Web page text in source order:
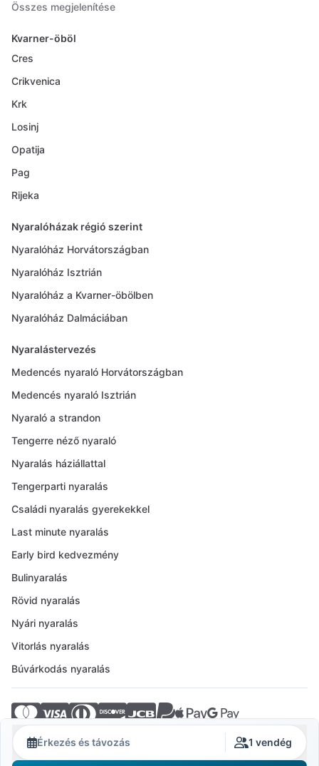
Érkezés és távozás 1 vendég
Összes megjelenítése
Kvarner-öböl
Cres
Crikvenica
Krk
Losinj
Opatija
Pag
Rijeka
Nyaralóházak régió szerint
Nyaralóház Horvátországban
Nyaralóház Isztrián
Nyaralóház a Kvarner-öbölben
Nyaralóház Dalmáciában
Nyaralástervezés
Medencés nyaraló Horvátországban
Medencés nyaraló Isztrián
Nyaraló a strandon
Tengerre néző nyaraló
Nyaralás háziállattal
Tengerparti nyaralás
Családi nyaralás gyerekekkel
Last minute nyaralás
Early bird kedvezmény
Bulinyaralás
Rövid nyaralás
Nyári nyaralás
Vitorlás nyaralás
Búvárkodás nyaralás
© 2026 Crovillas GmbH